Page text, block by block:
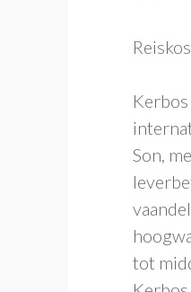
Son,
tot